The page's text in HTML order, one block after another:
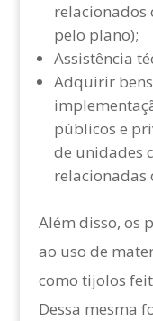
relacionados
pelo plano);
Assistência
Adquirir
públicos e
de unidades
relacionadas
Além disso, os
ao uso de
como tijolos
Dessa mesma